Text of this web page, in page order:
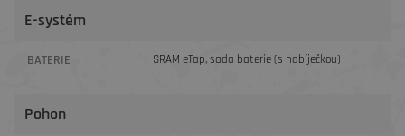
E-systém
BATERIE SRAM eTap, sada baterie (s nabíječkou)
Pohon